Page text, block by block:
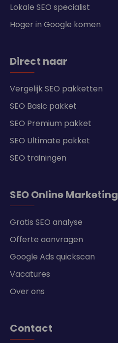
Lokale SEO specialist
Hoger in Google komen
Direct naar
Vergelijk SEO pakketten
SEO Basic pakket
SEO Premium pakket
SEO Ultimate pakket
SEO trainingen
SEO Online Marketing
Gratis SEO analyse
Offerte aanvragen
Google Ads quickscan
Vacatures
Over ons
Contact